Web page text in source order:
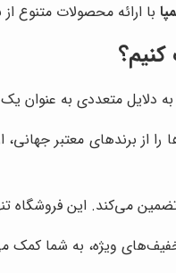
با ارائه محصولات متنوع
دلایل متعددی به عنوان
از برندهای معتبر جهانی،
می‌کند. این فروشگاه
ویژه، به شما کمک